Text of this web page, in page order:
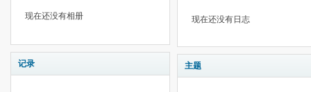
现在还没有相册
记录
现在还没有日志
主题